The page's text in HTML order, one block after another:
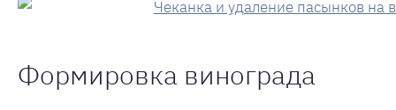
Формировка винограда